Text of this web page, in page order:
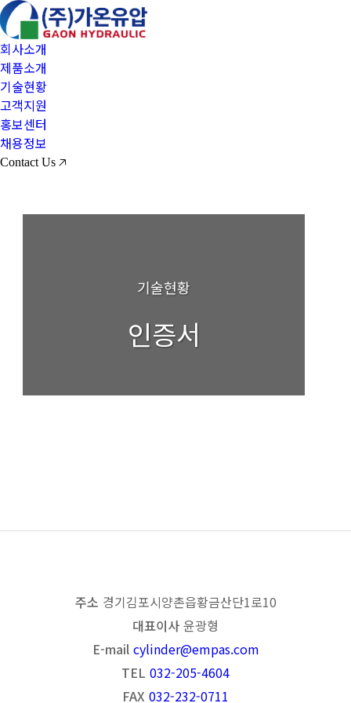
회사소개
제품소개
기술현황
고객지원
홍보센터
채용정보
Contact Us 🡥
기술현황
인증서
주소 경기 김포시 양촌읍 황금산단1로 10
대표이사 윤광형
E-mail cylinder@empas.com
TEL 032-205-4604
FAX 032-232-0711